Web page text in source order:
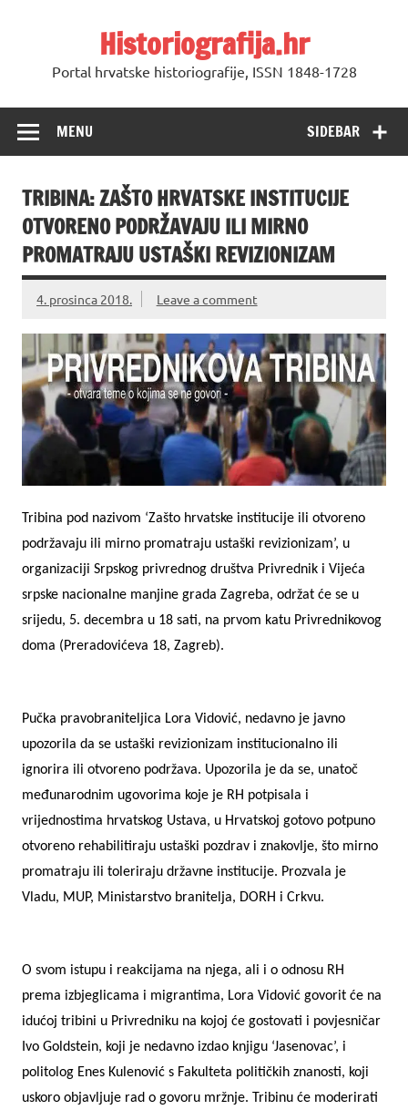
Historiografija.hr
Portal hrvatske historiografije, ISSN 1848-1728
SIDEBAR
MENU
TRIBINA: ZAŠTO HRVATSKE INSTITUCIJE
OTVORENO PODRŽAVAJU ILI MIRNO
PROMATRAJU USTAŠKI REVIZIONIZAM
4. prosinca 2018. Leave a comment
Tribina pod nazivom ‘Zašto hrvatske institucije ili otvoreno
podržavaju ili mirno promatraju ustaški revizionizam’, u
organizaciji Srpskog privrednog društva Privrednik i Vijeća
srpske nacionalne manjine grada Zagreba, održat će se u
srijedu, 5. decembra u 18 sati, na prvom katu Privrednikovog
doma (Preradovićeva 18, Zagreb).
Pučka pravobraniteljica Lora Vidović, nedavno je javno
upozorila da se ustaški revizionizam institucionalno ili
ignorira ili otvoreno podržava. Upozorila je da se, unatoč
međunarodnim ugovorima koje je RH potpisala i
vrijednostima hrvatskog Ustava, u Hrvatskoj gotovo potpuno
otvoreno rehabilitiraju ustaški pozdrav i znakovlje, što mirno
promatraju ili toleriraju državne institucije. Prozvala je
Vladu, MUP, Ministarstvo branitelja, DORH i Crkvu.
O svom istupu i reakcijama na njega, ali i o odnosu RH
prema izbjeglicama i migrantima, Lora Vidović govorit će na
idućoj tribini u Privredniku na kojoj će gostovati i povjesničar
Ivo Goldstein, koji je nedavno izdao knjigu ‘Jasenovac’, i
politolog Enes Kulenović s Fakulteta političkih znanosti, koji
uskoro objavljuje rad o govoru mržnje. Tribinu će moderirati